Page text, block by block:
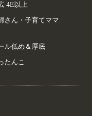
4E以上
さん・子育てママ
ル低め＆厚底
たんこ